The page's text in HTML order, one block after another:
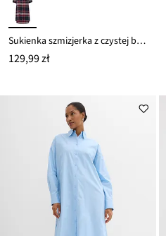
Sukienka szmizjerka z czystej bawełny
129,99 zł